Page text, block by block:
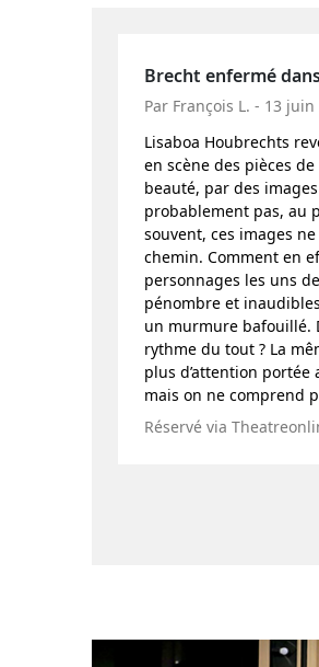
Brecht enfermé
Par François L. - 13
Lisaboa Houbrechts
en scène des pièces
beauté, par des
probablement pas, au
souvent, ces images
chemin. Comment en
personnages les uns
pénombre et
un murmure bafouillé.
rythme du tout ? La
plus d’attention portée
mais on ne comprend
Réservé via